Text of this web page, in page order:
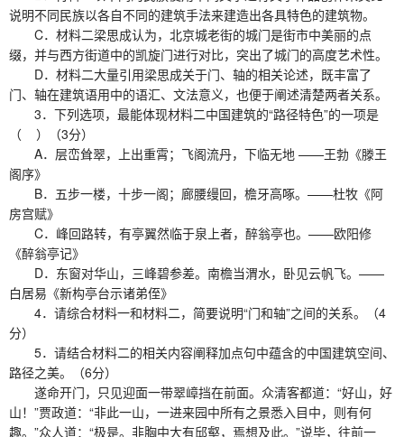
说明不同民族以各自不同的建筑手法来建造出各具特色的建筑物。
C．材料二梁思成认为，北京城老街的城门是街市中美丽的点
缀，并与西方街道中的凯旋门进行对比，突出了城门的高度艺术性。
D．材料二大量引用梁思成关于门、轴的相关论述，既丰富了
门、轴在建筑语用中的语汇、文法意义，也便于阐述清楚两者关系。
3．下列选项，最能体现材料二中国建筑的“路径特色”的一项是
（ ）（3分）
A．层峦耸翠，上出重霄；飞阁流丹，下临无地 ——王勃《滕王
阁序》
B．五步一楼，十步一阁；廊腰缦回，檐牙高啄。——杜牧《阿
房宫赋》
C．峰回路转，有亭翼然临于泉上者，醉翁亭也。——欧阳修
《醉翁亭记》
D．东窗对华山，三峰碧参差。南檐当渭水，卧见云帆飞。——
白居易《新构亭台示诸弟侄》
4．请综合材料一和材料二，简要说明“门和轴”之间的关系。（4
分）
5．请结合材料二的相关内容阐释加点句中蕴含的中国建筑空间、
路径之美。（6分）
遂命开门，只见迎面一带翠嶂挡在前面。众清客都道：“好山，好
山！”贾政道：“非此一山，一进来园中所有之景悉入目中，则有何
趣。”众人道：“极是。非胸中大有邱壑，焉想及此。”说毕，往前一